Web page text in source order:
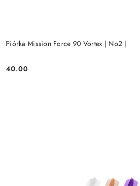
Piórka Mission Force 90 Vortex | No2 |
Cena:
40.00